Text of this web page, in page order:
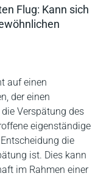
Flug: Kann sich
auf einen
der einen
Verspätung des
eigenständige
die
ist. Dies kann
im Rahmen einer